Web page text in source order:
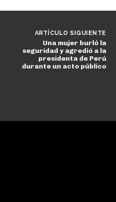
ARTÍCULO SIGUIENTE
Una mujer burló la
seguridad y agredió a la
presidenta de Perú
durante un acto público